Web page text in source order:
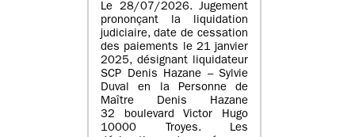
Le 28/07/2026. Jugement
prononçant la liquidation
judiciaire, date de cessation
des paiements le 21 janvier
2025, désignant liquidateur
SCP Denis Hazane – Sylvie
Duval en la Personne de
Maître Denis Hazane
32 boulevard Victor Hugo
10000 Troyes. Les